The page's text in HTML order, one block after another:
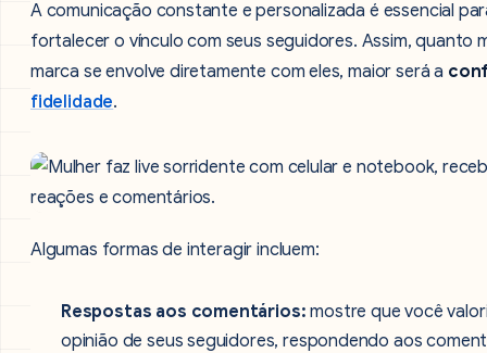
A comunicação constante e personalizada é essencial
fortalecer o vínculo com seus seguidores. Assim, quanto
marca se envolve diretamente com eles, maior será a
fidelidade.
Algumas formas de interagir incluem:
Respostas aos comentários: mostre que você
opinião de seus seguidores, respondendo aos